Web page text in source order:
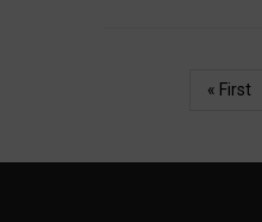
Oldalszámozás
Első
« First